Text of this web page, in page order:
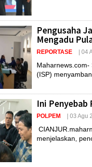
Pengusaha
Mengadu
REPORTASE | 04
(ISP)
Ini
POLPEM | 03 Agu
menjelaskan,